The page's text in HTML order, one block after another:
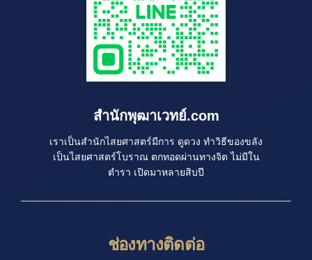
สำนักพุฒาเวทย์.com
เราเป็นสำนักไสยศาสตร์มีการ ดูดวง ทำวิธีของขลัง
เป็นไสยศาสตร์โบราณ ตกทอดผ่านทางจิต ไม่มีใน
ตำรา เปิดมาหลายสิบปี
ช่องทางติดต่อ